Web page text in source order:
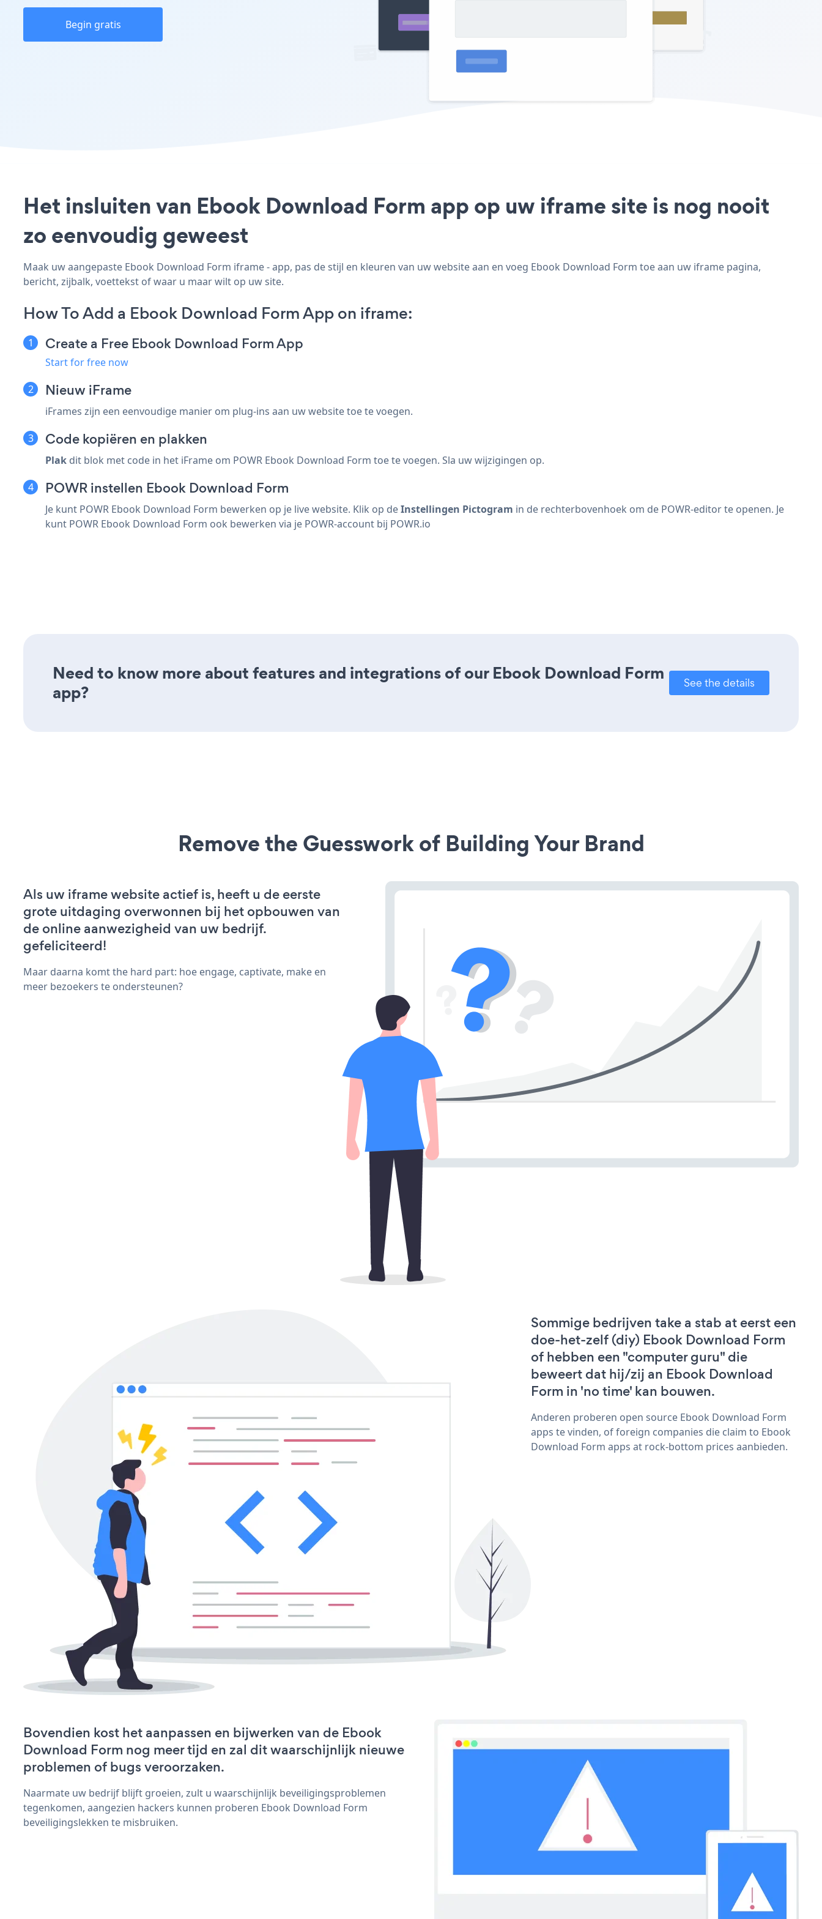
Begin gratis
Het insluiten van Ebook Download Form app op uw iframe site is nog nooit
zo eenvoudig geweest
Maak uw aangepaste Ebook Download Form iframe - app, pas de stijl en kleuren van uw website aan en voeg Ebook Download Form toe aan uw iframe pagina,
bericht, zijbalk, voettekst of waar u maar wilt op uw site.
How To Add a Ebook Download Form App on iframe:
Create a Free Ebook Download Form App
Start for free now
Nieuw iFrame
iFrames zijn een eenvoudige manier om plug-ins aan uw website toe te voegen.
Code kopiëren en plakken
Plak dit blok met code in het iFrame om POWR Ebook Download Form toe te voegen. Sla uw wijzigingen op.
POWR instellen Ebook Download Form
Je kunt POWR Ebook Download Form bewerken op je live website. Klik op deInstellingen Pictogram in de rechterbovenhoek om de POWR-editor te openen. Je
kunt POWR Ebook Download Form ook bewerken via je POWR-account bij POWR.io
Need to know more about features and integrations of our Ebook Download Form
app?
See the details
Remove the Guesswork of Building Your Brand
Als uw iframe website actief is, heeft u de eerste
grote uitdaging overwonnen bij het opbouwen van
de online aanwezigheid van uw bedrijf.
gefeliciteerd!
Maar daarna komt the hard part: hoe engage, captivate, make en
meer bezoekers te ondersteunen?
Sommige bedrijven take a stab at eerst een
doe-het-zelf (diy) Ebook Download Form
of hebben een "computer guru" die
beweert dat hij/zij an Ebook Download
Form in 'no time' kan bouwen.
Anderen proberen open source Ebook Download Form
apps te vinden, of foreign companies die claim to Ebook
Download Form apps at rock-bottom prices aanbieden.
Bovendien kost het aanpassen en bijwerken van de Ebook
Download Form nog meer tijd en zal dit waarschijnlijk nieuwe
problemen of bugs veroorzaken.
Naarmate uw bedrijf blijft groeien, zult u waarschijnlijk beveiligingsproblemen
tegenkomen, aangezien hackers kunnen proberen Ebook Download Form
beveiligingslekken te misbruiken.